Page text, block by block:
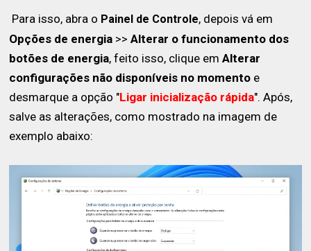
Para isso, abra o Painel de Controle, depois vá em
Opções de energia >>Alterar o funcionamento dos
botões de energia, feito isso, clique emAlterar
configurações não disponíveis no momento e
desmarque a opção "Ligar inicialização rápida". Após,
salve as alterações, como mostrado na imagem de
exemplo abaixo: